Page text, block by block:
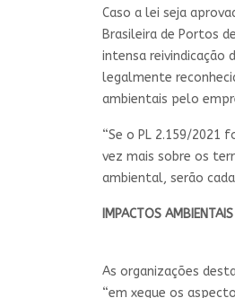
Caso a lei seja
Brasileira de Portos
intensa reivindicação
legalmente
ambientais pelo
“Se o PL 2.159/
vez mais sobre os
ambiental, serão
IMPACTOS
As organizações
“em xeque os